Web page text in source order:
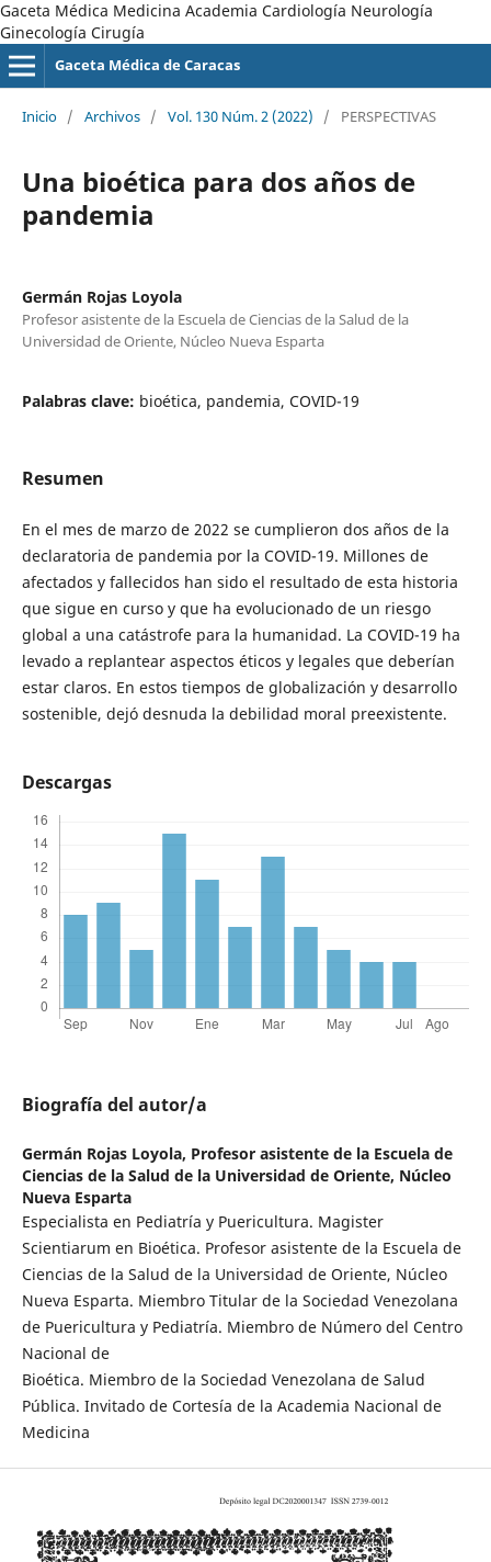
Gaceta Médica Medicina Academia Cardiología Neurología
Ginecología Cirugía
Gaceta Médica de Caracas
Inicio / Archivos / Vol. 130 Núm. 2 (2022) / PERSPECTIVAS
Una bioética para dos años de
pandemia
Germán Rojas Loyola
Profesor asistente de la Escuela de Ciencias de la Salud de la
Universidad de Oriente, Núcleo Nueva Esparta
Palabras clave: bioética, pandemia, COVID-19
Resumen
En el mes de marzo de 2022 se cumplieron dos años de la
declaratoria de pandemia por la COVID-19. Millones de
afectados y fallecidos han sido el resultado de esta historia
que sigue en curso y que ha evolucionado de un riesgo
global a una catástrofe para la humanidad. La COVID-19 ha
levado a replantear aspectos éticos y legales que deberían
estar claros. En estos tiempos de globalización y desarrollo
sostenible, dejó desnuda la debilidad moral preexistente.
Descargas
Biografía del autor/a
Germán Rojas Loyola, Profesor asistente de la Escuela de
Ciencias de la Salud de la Universidad de Oriente, Núcleo
Nueva Esparta
Especialista en Pediatría y Puericultura. Magister
Scientiarum en Bioética. Profesor asistente de la Escuela de
Ciencias de la Salud de la Universidad de Oriente, Núcleo
Nueva Esparta. Miembro Titular de la Sociedad Venezolana
de Puericultura y Pediatría. Miembro de Número del Centro
Nacional de
Bioética. Miembro de la Sociedad Venezolana de Salud
Pública. Invitado de Cortesía de la Academia Nacional de
Medicina